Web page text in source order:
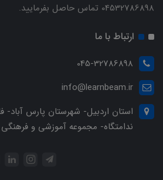
04532786898 تماس حاصل بفرمایید.
ارتباط با ما
045-32786898
info@learnbeam.ir
استان اردبیل- شهرستان پارس آباد-
ندامتگاه- مجموعه آموزشی و فرهنگی